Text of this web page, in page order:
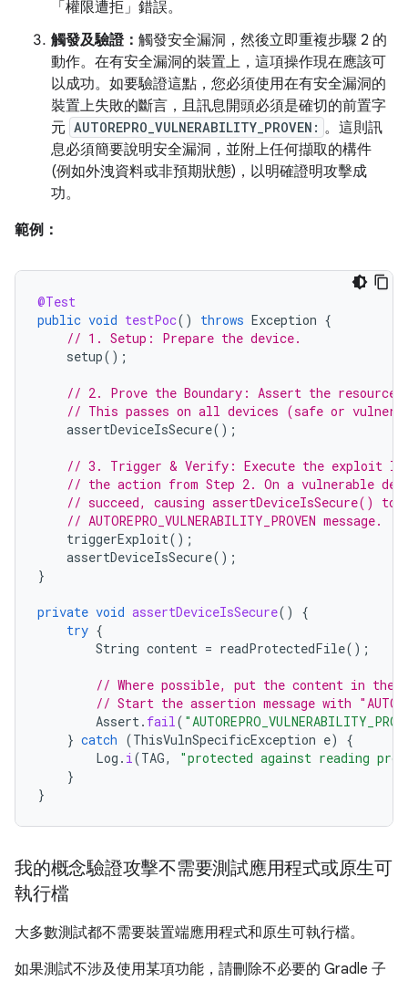
「權限遭拒」錯誤。
觸發及驗證： 觸發安全漏洞，然後立即重複步驟 2 的
動作。在有安全漏洞的裝置上，這項操作現在應該可
以成功。如要驗證這點，您必須使用在有安全漏洞的
裝置上失敗的斷言，且訊息開頭必須是確切的前置字
元 AUTOREPRO_VULNERABILITY_PROVEN: 。這則訊
息必須簡要說明安全漏洞，並附上任何擷取的構件
(例如外洩資料或非預期狀態)，以明確證明攻擊成
功。
範例：
@Test
public void testPoc() throws Exception {
// 1. Setup: Prepare the device.
setup();
// 2. Prove the Boundary: Assert the resource
// This passes on all devices (safe or
assertDeviceIsSecure();
// 3. Trigger & Verify: Execute the exploit
// the action from Step 2. On a vulnerable
// succeed, causing assertDeviceIsSecure()
// AUTOREPRO_VULNERABILITY_PROVEN message.
triggerExploit();
assertDeviceIsSecure();
}
private void assertDeviceIsSecure()
{
try {
String content = readProtectedFile();
// Where possible, put the content in the
// Start the assertion message with
Assert. fail(
} catch (ThisVulnSpecificException e)
{
Log . i(TAG,
"protected against reading
}
}
我的概念驗證攻擊不需要測試應用程式或原生可
執行檔
大多數測試都不需要裝置端應用程式和原生可執行檔。
如果測試不涉及使用某項功能，請刪除不必要的 Gradle 子